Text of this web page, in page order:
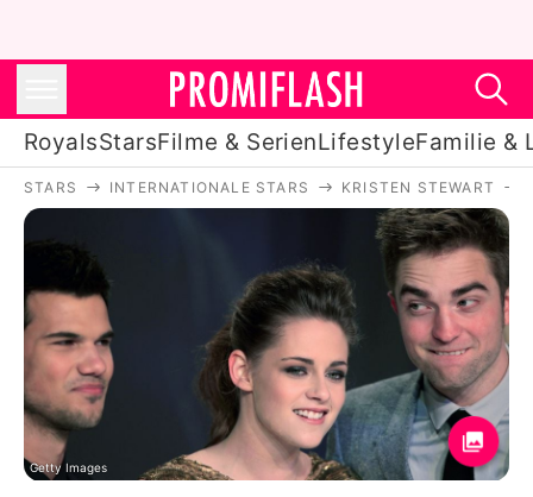
RoyalsStarsFilme & SerienLifestyleFamilie &
Royals
Stars
Filme & Serien
Lifestyle
Familie & Liebe
Promiflash Exklusiv
STARS INTERNATIONALE STARS KRISTEN STEWART
Getty Images